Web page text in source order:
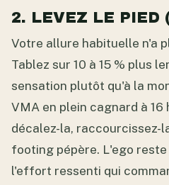
2. LEVEZ LE PIED
Votre allure habituelle n'a
Tablez sur 10 à 15 % plus
sensation plutôt qu'à la
VMA en plein cagnard à 16
décalez-la, raccourcissez-
footing pépère. L'ego
l'effort ressenti qui